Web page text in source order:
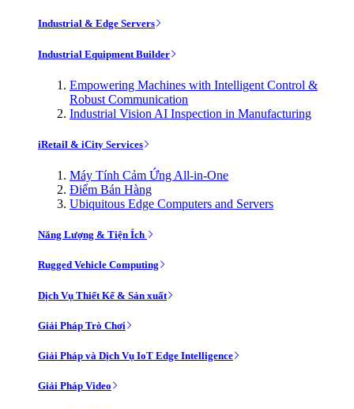
Industrial & Edge Servers
Industrial Equipment Builder
Empowering Machines with Intelligent Control &
Robust Communication
Industrial Vision AI Inspection in Manufacturing
iRetail & iCity Services
Máy Tính Cảm Ứng All-in-One
Điểm Bán Hàng
Ubiquitous Edge Computers and Servers
Năng Lượng & Tiện Ích
Rugged Vehicle Computing
Dịch Vụ Thiết Kế & Sản xuất
Giải Pháp Trò Chơi
Giải Pháp và Dịch Vụ IoT Edge Intelligence
Giải Pháp Video